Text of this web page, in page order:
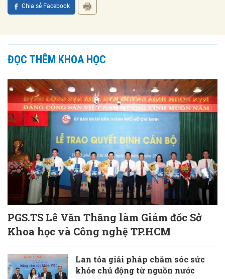
Chia sẻ Facebook
ĐỌC THÊM KHOA HỌC
PGS.TS Lê Văn Thăng làm Giám đốc Sở
Khoa học và Công nghệ TP.HCM
Lan tỏa giải pháp chăm sóc sức
khỏe chủ động từ nguồn nước